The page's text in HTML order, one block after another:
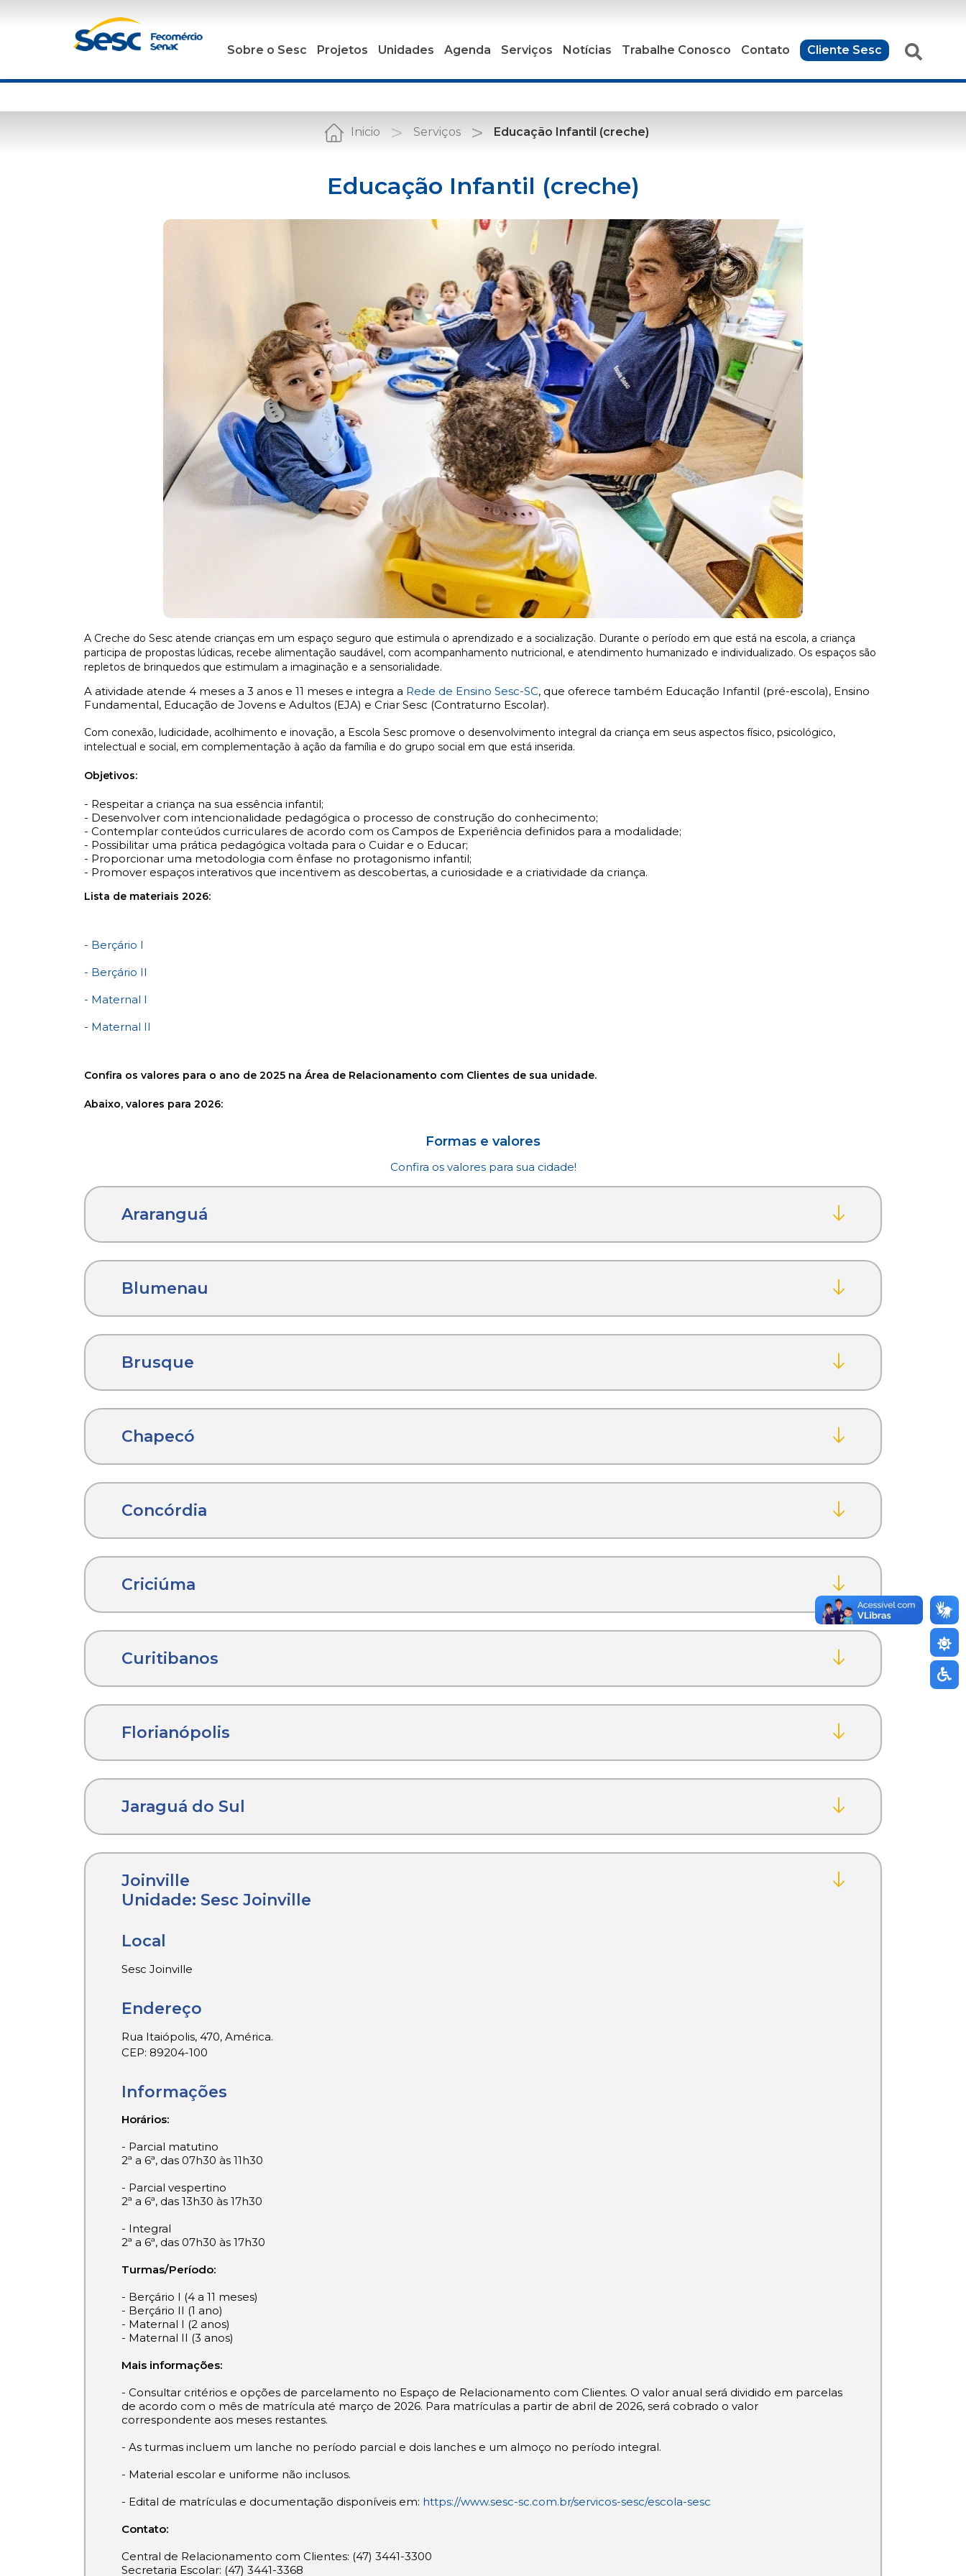
Sobre o Sesc Projetos Unidades Agenda Serviços Notícias Trabalhe Conosco Contato Cliente Sesc
Inicio Serviços Educação Infantil (creche)
Educação Infantil (creche)
A Creche do Sesc atende crianças em um espaço seguro que estimula o aprendizado e a socialização. Durante o período em que está na escola, a criança
participa de propostas lúdicas, recebe alimentação saudável, com acompanhamento nutricional, e atendimento humanizado e individualizado. Os espaços são
repletos de brinquedos que estimulam a imaginação e a sensorialidade.
A atividade atende 4 meses a 3 anos e 11 meses e integra a Rede de Ensino Sesc-SC, que oferece também Educação Infantil (pré-escola), Ensino
Fundamental, Educação de Jovens e Adultos (EJA) e Criar Sesc (Contraturno Escolar).
Com conexão, ludicidade, acolhimento e inovação, a Escola Sesc promove o desenvolvimento integral da criança em seus aspectos físico, psicológico,
intelectual e social, em complementação à ação da família e do grupo social em que está inserida.
Objetivos:
- Respeitar a criança na sua essência infantil;
- Desenvolver com intencionalidade pedagógica o processo de construção do conhecimento;
- Contemplar conteúdos curriculares de acordo com os Campos de Experiência definidos para a modalidade;
- Possibilitar uma prática pedagógica voltada para o Cuidar e o Educar;
- Proporcionar uma metodologia com ênfase no protagonismo infantil;
- Promover espaços interativos que incentivem as descobertas, a curiosidade e a criatividade da criança.
Lista de materiais 2026:
- Berçário I
- Berçário II
- Maternal I
- Maternal II
Confira os valores para o ano de 2025 na Área de Relacionamento com Clientes de sua unidade.
Abaixo, valores para 2026:
Formas e valores
Confira os valores para sua cidade!
Araranguá
Blumenau
Brusque
Chapecó
Concórdia
Criciúma
Curitibanos
Florianópolis
Jaraguá do Sul
Joinville
Unidade: Sesc Joinville
Local
Sesc Joinville
Endereço
Rua Itaiópolis, 470, América.
CEP: 89204-100
Informações
Horários:
- Parcial matutino
2ª a 6ª, das 07h30 às 11h30
- Parcial vespertino
2ª a 6ª, das 13h30 às 17h30
- Integral
2ª a 6ª, das 07h30 às 17h30
Turmas/Período:
- Berçário I (4 a 11 meses)
- Berçário II (1 ano)
- Maternal I (2 anos)
- Maternal II (3 anos)
Mais informações:
- Consultar critérios e opções de parcelamento no Espaço de Relacionamento com Clientes. O valor anual será dividido em parcelas
de acordo com o mês de matrícula até março de 2026. Para matrículas a partir de abril de 2026, será cobrado o valor
correspondente aos meses restantes.
- As turmas incluem um lanche no período parcial e dois lanches e um almoço no período integral.
- Material escolar e uniforme não inclusos.
- Edital de matrículas e documentação disponíveis em: https://www.sesc-sc.com.br/servicos-sesc/escola-sesc
Contato:
Central de Relacionamento com Clientes: (47) 3441-3300
Secretaria Escolar: (47) 3441-3368